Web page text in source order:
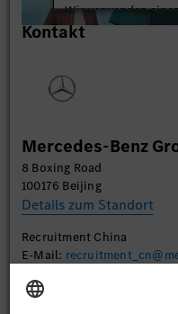
Wir verwenden
um Videoinhalte
Kontakt
Mercedes-Benz
8 Boxing Road
100176 Beijing
Details zum Standort
Recruitment China
E-Mail: